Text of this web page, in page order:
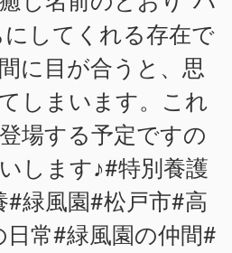
にしてくれる存在で
に目が合うと、思
しまいます。これ
場する予定ですの
します♪#特別養護
緑風園#松戸市#高
常#緑風園の仲間#